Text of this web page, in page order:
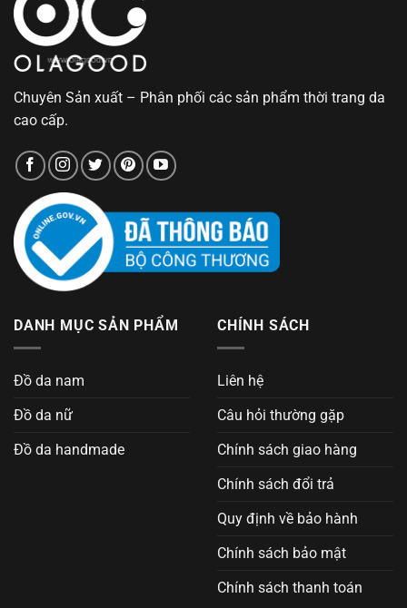
Chuyên Sản xuất – Phân phối các sản phẩm thời trang da
cao cấp.
DANH MỤC SẢN PHẨM
Đồ da nam
Đồ da nữ
Đồ da handmade
CHÍNH SÁCH
Liên hệ
Câu hỏi thường gặp
Chính sách giao hàng
Chính sách đổi trả
Quy định về bảo hành
Chính sách bảo mật
Chính sách thanh toán